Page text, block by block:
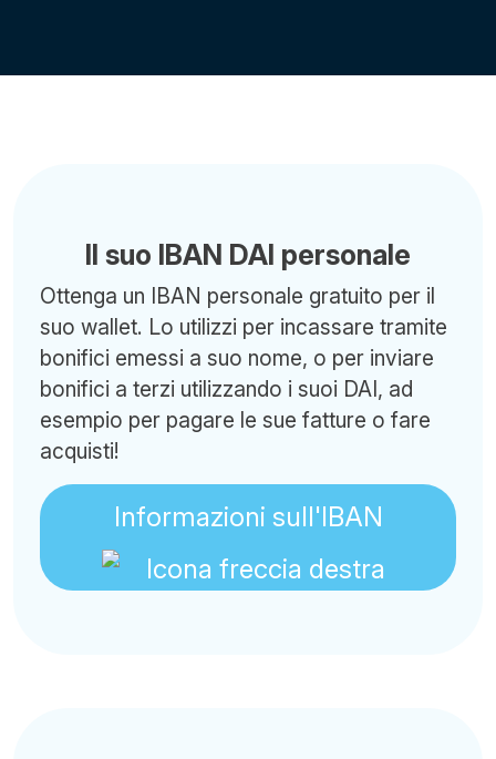
Il suo IBAN DAI personale
Ottenga un IBAN personale gratuito per il
suo wallet. Lo utilizzi per incassare tramite
bonifici emessi a suo nome, o per inviare
bonifici a terzi utilizzando i suoi DAI, ad
esempio per pagare le sue fatture o fare
acquisti!
Informazioni sull'IBAN